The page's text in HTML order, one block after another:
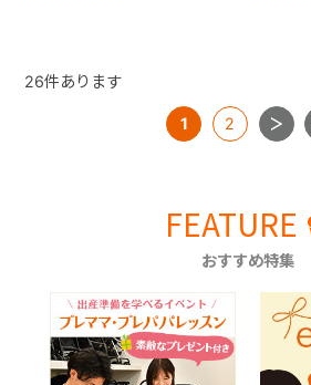
26件あります
1 2
FEATURE
おすすめ特集